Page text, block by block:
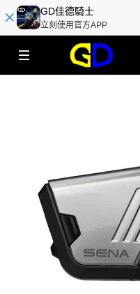
GD佳德騎士
立刻使用官方APP